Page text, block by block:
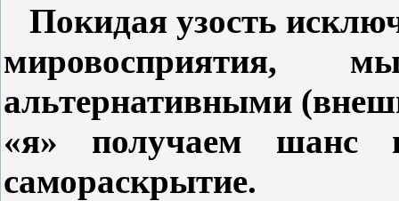
Покидая узость
альтернативными
«я» получаем шанс
самораскрытие.